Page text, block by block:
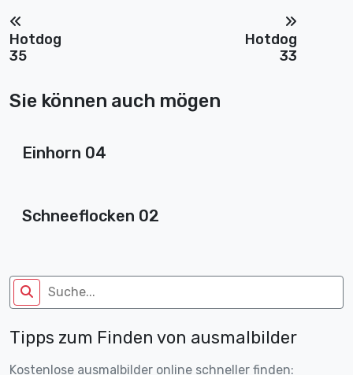
Hotdog
35
Hotdog
33
Sie können auch mögen
Einhorn 04
Schneeflocken 02
Tipps zum Finden von ausmalbilder
Kostenlose ausmalbilder online schneller finden: